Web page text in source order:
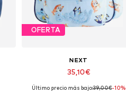
OFERTA
NEXT
35,10€
Último precio más bajo:39,00€-10%